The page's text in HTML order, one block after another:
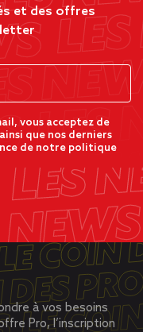
et des offres
vous acceptez de
que nos derniers
de notre politique
à vos besoins
Pro, l’inscription